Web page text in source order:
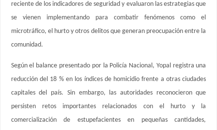
reciente de los indicadores de seguridad y evaluaron las estrategias que
se vienen implementando para combatir fenómenos como el
microtráfico, el hurto y otros delitos que generan preocupación entre la
comunidad.
Según el balance presentado por la Policía Nacional, Yopal registra una
reducción del 18 % en los índices de homicidio frente a otras ciudades
capitales del país. Sin embargo, las autoridades reconocieron que
persisten retos importantes relacionados con el hurto y la
comercialización de estupefacientes en pequeñas cantidades,